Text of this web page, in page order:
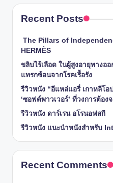
Recent Posts
The Pillars of
HERMÈS
ขลิบไร้เลือด ในผู้สูงอายุทางอ
แทรกซ้อนจากโรคเรื้อรัง
รีวิวหนัง “อีแหล่แอรี่ เกาหลีโ
‘ซอฟต์พาวเวอร์’ ที่วงการต้อง
รีวิวหนัง ดาร์เรน อโรนอฟสกี
รีวิวหนัง แนะนำหนังสำหรับ
Recent Comments